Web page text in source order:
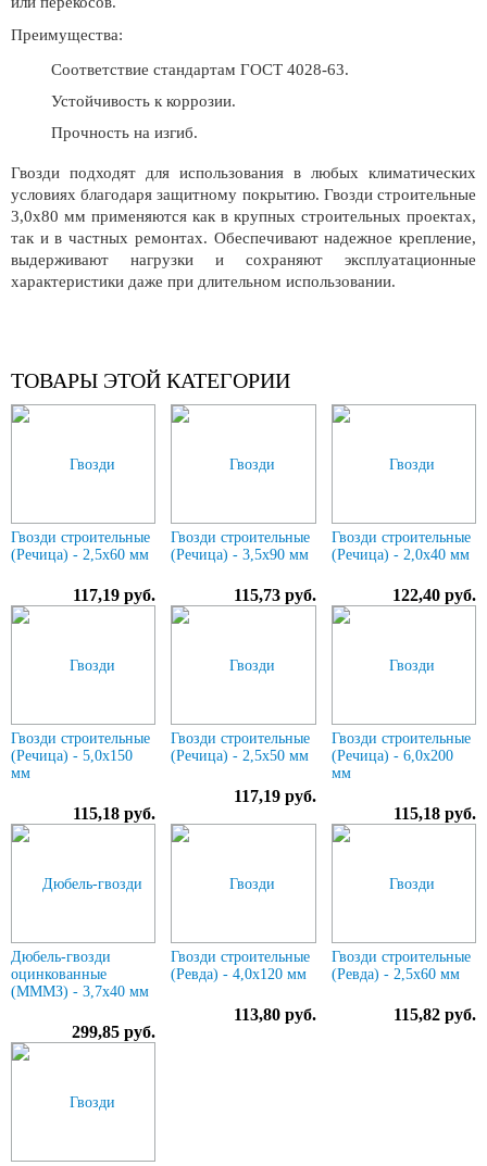
Преимущества:
Соответствие стандартам ГОСТ 4028-63.
Устойчивость к коррозии.
Прочность на изгиб.
Гвозди подходят для использования в любых климатических
условиях благодаря защитному покрытию. Гвозди строительные
3,0x80 мм применяются как в крупных строительных проектах,
так и в частных ремонтах. Обеспечивают надежное крепление,
выдерживают нагрузки и сохраняют эксплуатационные
характеристики даже при длительном использовании.
ТОВАРЫ ЭТОЙ КАТЕГОРИИ
Гвозди строительные
(Речица) - 2,5х60 мм
117,19 руб.
Гвозди строительные
(Речица) - 3,5х90 мм
115,73 руб.
Гвозди строительные
(Речица) - 2,0х40 мм
122,40 руб.
Гвозди строительные
(Речица) - 5,0х150
мм
115,18 руб.
Гвозди строительные
(Речица) - 2,5х50 мм
117,19 руб.
Гвозди строительные
(Речица) - 6,0х200
мм
115,18 руб.
Дюбель-гвозди
оцинкованные
(МММЗ) - 3,7х40 мм
299,85 руб.
Гвозди строительные
(Ревда) - 4,0х120 мм
113,80 руб.
Гвозди строительные
(Ревда) - 2,5х60 мм
115,82 руб.